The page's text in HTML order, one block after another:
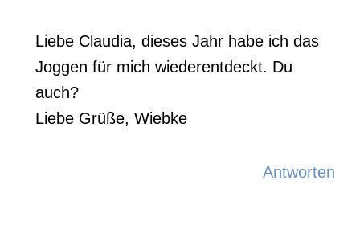
Liebe Claudia, dieses Jahr habe ich das
Joggen für mich wiederentdeckt. Du
auch?
Liebe Grüße, Wiebke
Antworten